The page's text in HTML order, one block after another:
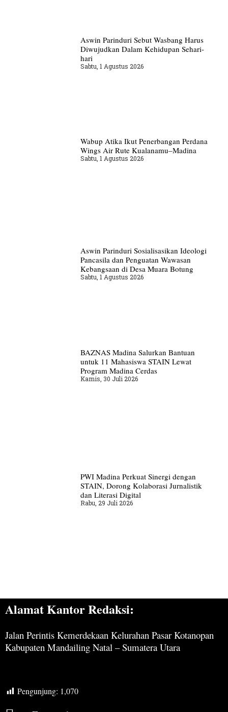
Aswin Parinduri Sebut Wasbang Harus
Diwujudkan Dalam Kehidupan Sehari-
hari
Sabtu, 1 Agustus 2026
Wabup Atika Ikut Penerbangan Perdana
Wings Air Rute Kualanamu–Madina
Sabtu, 1 Agustus 2026
Aswin Parinduri Sosialisasikan Ideologi
Pancasila dan Penguatan Wawasan
Kebangsaan di Desa Muara Botung
Sabtu, 1 Agustus 2026
BAZNAS Madina Salurkan Bantuan
untuk 11 Mahasiswa STAIN Lewat
Program Madina Cerdas
Kamis, 30 Juli 2026
PWI Madina Perkuat Sinergi dengan
STAIN, Dorong Kolaborasi Jurnalistik
dan Literasi Digital
Rabu, 29 Juli 2026
Alamat Kantor Redaksi:
Jalan Perintis Kemerdekaan Kelurahan Pasar Kotanopan
Kabupaten Mandailing Natal – Sumatera Utara
Pengunjung: 1,070